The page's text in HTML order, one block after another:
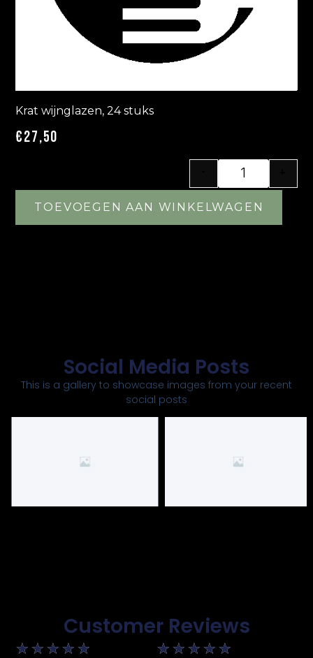
Krat wijnglazen, 24 stuks
€27,50
TOEVOEGEN AAN WINKELWAGEN
Social Media Posts
This is a gallery to showcase images from your recent
social posts
Customer Reviews
★ ★ ★ ★ ★ ★ ★ ★ ★ ★